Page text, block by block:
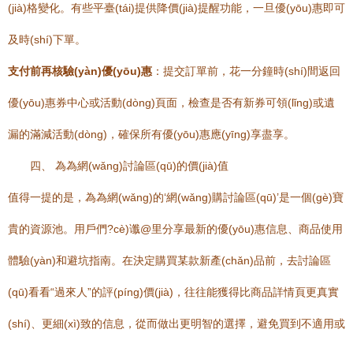
(jià)格變化。有些平臺(tái)提供降價(jià)提醒功能，一旦優(yōu)惠即可
及時(shí)下單。
支付前再核驗(yàn)優(yōu)惠 ：提交訂單前，花一分鐘時(shí)間返回
優(yōu)惠券中心或活動(dòng)頁面，檢查是否有新券可領(lǐng)或遺
漏的滿減活動(dòng)，確保所有優(yōu)惠應(yīng)享盡享。
四、 為為網(wǎng)討論區(qū)的價(jià)值
值得一提的是，為為網(wǎng)的‘網(wǎng)購討論區(qū)’是一個(gè)寶
貴的資源池。用戶們?cè)谶@里分享最新的優(yōu)惠信息、商品使用
體驗(yàn)和避坑指南。在決定購買某款新產(chǎn)品前，去討論區
(qū)看看“過來人”的評(píng)價(jià)，往往能獲得比商品詳情頁更真實
(shí)、更細(xì)致的信息，從而做出更明智的選擇，避免買到不適用或